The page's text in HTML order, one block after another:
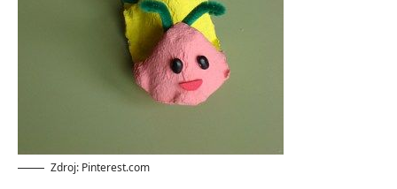
Zdroj: Pinterest.com